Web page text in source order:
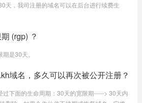
天，我司注册的域名可以在后台进行续费生
(rgp) ？
是30天。
域名，多久可以再次被公开注册？
过下面的生命周期：30天的宽限期-----> 30天内